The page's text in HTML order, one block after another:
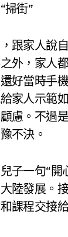
掃街”
跟家人說
外，家人
好當時手
家人示範
慮。不過
不決。
子一句“開
陸發展。
課程交接